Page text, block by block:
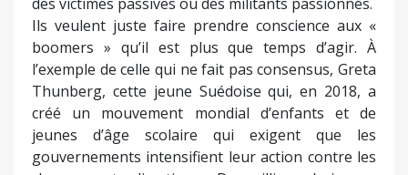
Ils veulent juste faire prendre conscience aux «
boomers » qu’il est plus que temps d’agir. À
l’exemple de celle qui ne fait pas consensus, Greta
Thunberg, cette jeune Suédoise qui, en 2018, a
créé un mouvement mondial d’enfants et de
jeunes d’âge scolaire qui exigent que les
gouvernements intensifient leur action contre les